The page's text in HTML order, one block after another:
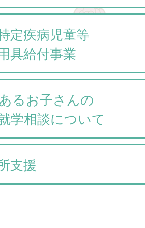
定疾病児童等
具給付事業
るお子さんの
学相談について
支援